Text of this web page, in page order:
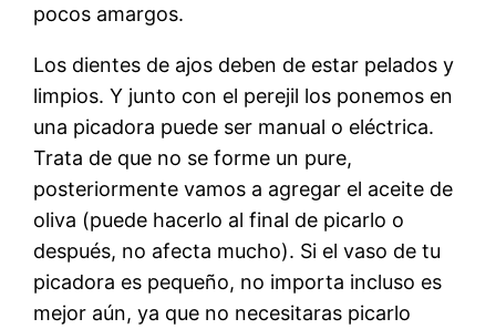
pocos amargos.
Los dientes de ajos deben de estar pelados y
limpios. Y junto con el perejil los ponemos en
una picadora puede ser manual o eléctrica.
Trata de que no se forme un pure,
posteriormente vamos a agregar el aceite de
oliva (puede hacerlo al final de picarlo o
después, no afecta mucho). Si el vaso de tu
picadora es pequeño, no importa incluso es
mejor aún, ya que no necesitaras picarlo